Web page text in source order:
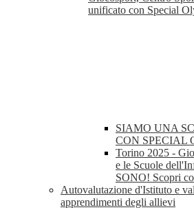
unificato con Special
SIAMO UNA
CON SPECIAL
Torino 2025 -
e le Scuole
SONO! Scopri
Autovalutazione d'Istituto e
apprendimenti degli allievi